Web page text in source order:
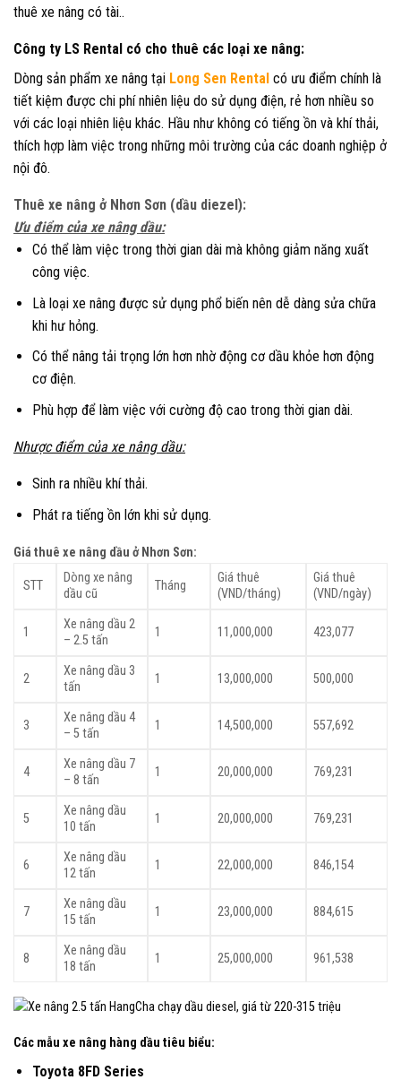
thuê xe nâng có tài..
Công ty LS Rental có cho thuê các loại xe nâng:
Dòng sản phẩm xe nâng tại Long Sen Rental có ưu điểm chính là
tiết kiệm được chi phí nhiên liệu do sử dụng điện, rẻ hơn nhiều so
với các loại nhiên liệu khác. Hầu như không có tiếng ồn và khí thải,
thích hợp làm việc trong những môi trường của các doanh nghiệp ở
nội đô.
Thuê xe nâng ở Nhơn Sơn (dầu diezel):
Ưu điểm của xe nâng dầu:
Có thể làm việc trong thời gian dài mà không giảm năng xuất
công việc.
Là loại xe nâng được sử dụng phổ biến nên dễ dàng sửa chữa
khi hư hỏng.
Có thể nâng tải trọng lớn hơn nhờ động cơ dầu khỏe hơn động
cơ điện.
Phù hợp để làm việc với cường độ cao trong thời gian dài.
Nhược điểm của xe nâng dầu:
Sinh ra nhiều khí thải.
Phát ra tiếng ồn lớn khi sử dụng.
Giá thuê xe nâng dầu ở Nhơn Sơn:
STT
Dòng xe nâng
dầu cũ
Tháng
Giá thuê
(VND/tháng)
Giá thuê
(VND/ngày)
1
Xe nâng dầu 2
– 2.5 tấn
1 11,000,000 423,077
2
Xe nâng dầu 3
tấn
1 13,000,000 500,000
3
Xe nâng dầu 4
– 5 tấn
1 14,500,000 557,692
4
Xe nâng dầu 7
– 8 tấn
1 20,000,000 769,231
5
Xe nâng dầu
10 tấn
1 20,000,000 769,231
6
Xe nâng dầu
12 tấn
1 22,000,000 846,154
7
Xe nâng dầu
15 tấn
1 23,000,000 884,615
8
Xe nâng dầu
18 tấn
1 25,000,000 961,538
Các mẫu xe nâng hàng dầu tiêu biểu:
Toyota 8FD Series